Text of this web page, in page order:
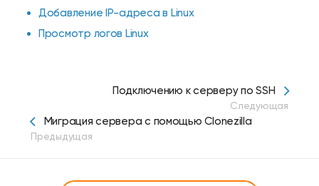
Добавление IP-адреса в Linux
Просмотр логов Linux
Миграция сервера с помощью Clonezilla
Предыдущая
Подключению к серверу по SSH
Следующая